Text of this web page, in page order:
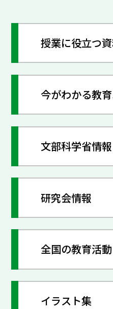
授業に役立つ
今がわかる教
文部科学省情報
研究会情報
全国の教育活動
イラスト集